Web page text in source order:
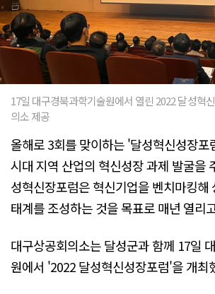
17일 대구경북과학기술원에서 열린 2022 달성혁
의소 제공
올해로 3회를 맞이하는 '달성혁신성장
시대 지역 산업의 혁신성장 과제 발굴을
성혁신장포럼은 혁신기업을 벤치마킹해
태계를 조성하는 것을 목표로 매년 열리
대구상공회의소는 달성군과 함께 17일
원에서 '2022 달성혁신성장포럼'을 개최